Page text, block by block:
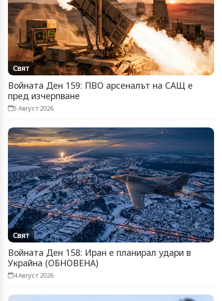
Свят
Войната Ден 159: ПВО арсеналът на САЩ е
пред изчерпване
5 Август 2026
Свят
Войната Ден 158: Иран е планирал удари в
Украйна (ОБНОВЕНА)
4 Август 2026